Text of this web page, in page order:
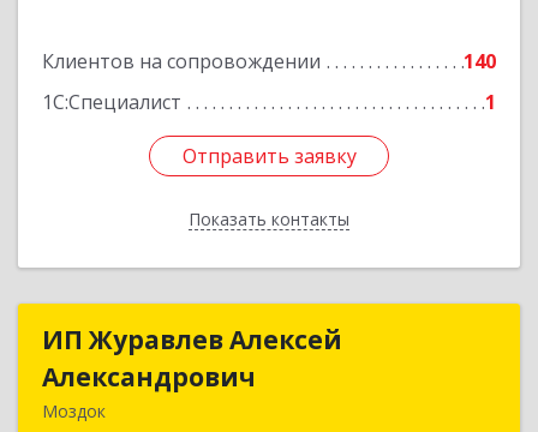
Клиентов на сопровождении
140
1С:Специалист
1
Отправить заявку
Показать контакты
Подробнее
Отправить заявку
Назад
ИП Журавлев Алексей
Александрович
Моздок
ИП Журавлев Алексей